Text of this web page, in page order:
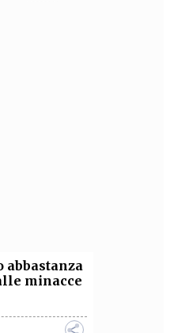
abbastanza
minacce